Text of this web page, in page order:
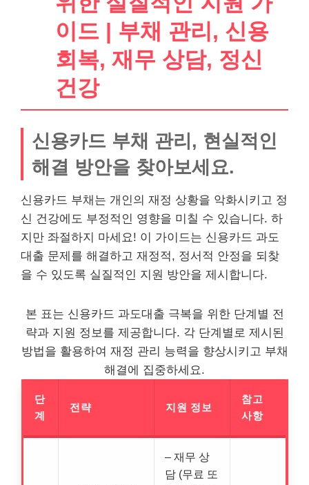
이드 | 부채 관리, 신용
회복, 재무 상담, 정신
건강
신용카드 부채 관리, 현실적인
해결 방안을 찾아보세요.
신용카드 부채는 개인의 재정 상황을 악화시키고 정
신 건강에도 부정적인 영향을 미칠 수 있습니다. 하
지만 좌절하지 마세요! 이 가이드는 신용카드 과도
대출 문제를 해결하고 재정적, 정서적 안정을 되찾
을 수 있도록 실질적인 지원 방안을 제시합니다.
본 표는 신용카드 과도대출 극복을 위한 단계별 전
략과 지원 정보를 제공합니다. 각 단계별로 제시된
방법을 활용하여 재정 관리 능력을 향상시키고 부채
해결에 집중하세요.
단
계
전략 지원 정보
참고
사항
– 재무 상
담 (무료 또